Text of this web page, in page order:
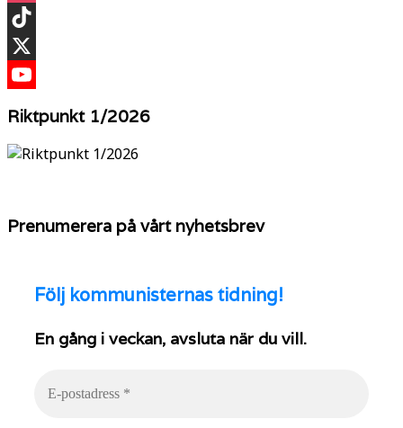
Instagram
TikTok
X
Riktpunkt 1/2026
Prenumerera på vårt nyhetsbrev
Följ kommunisternas tidning!
En gång i veckan, avsluta när du vill.